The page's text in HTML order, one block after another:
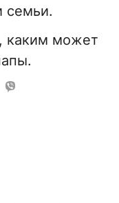
семьи.
, каким может